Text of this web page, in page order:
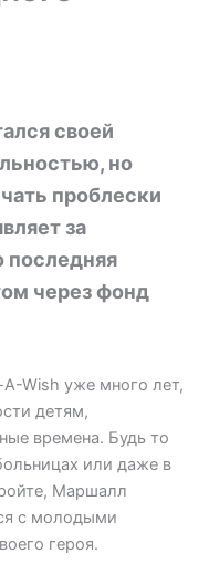
своей
но
проблески
за
последняя
через фонд
Wish уже много лет,
детям,
времена. Будь то
или даже в
Маршалл
с молодыми
героя.